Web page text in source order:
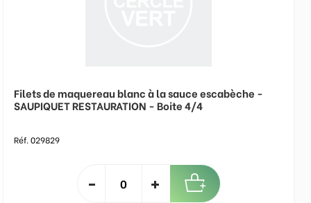
Filets de maquereau blanc à la sauce escabèche -
SAUPIQUET RESTAURATION - Boite 4/4
Réf. 029829